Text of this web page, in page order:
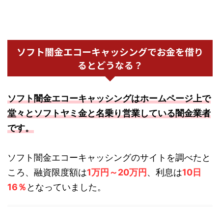
ソフト闇金エコーキャッシングでお金を借り
るとどうなる？
ソフト闇金エコーキャッシングはホームページ上で
堂々とソフトヤミ金と名乗り営業している闇金業者
です。
ソフト闇金エコーキャッシングのサイトを調べたと
ころ、融資限度額は1万円～20万円 、利息は10日
16％ となっていました。